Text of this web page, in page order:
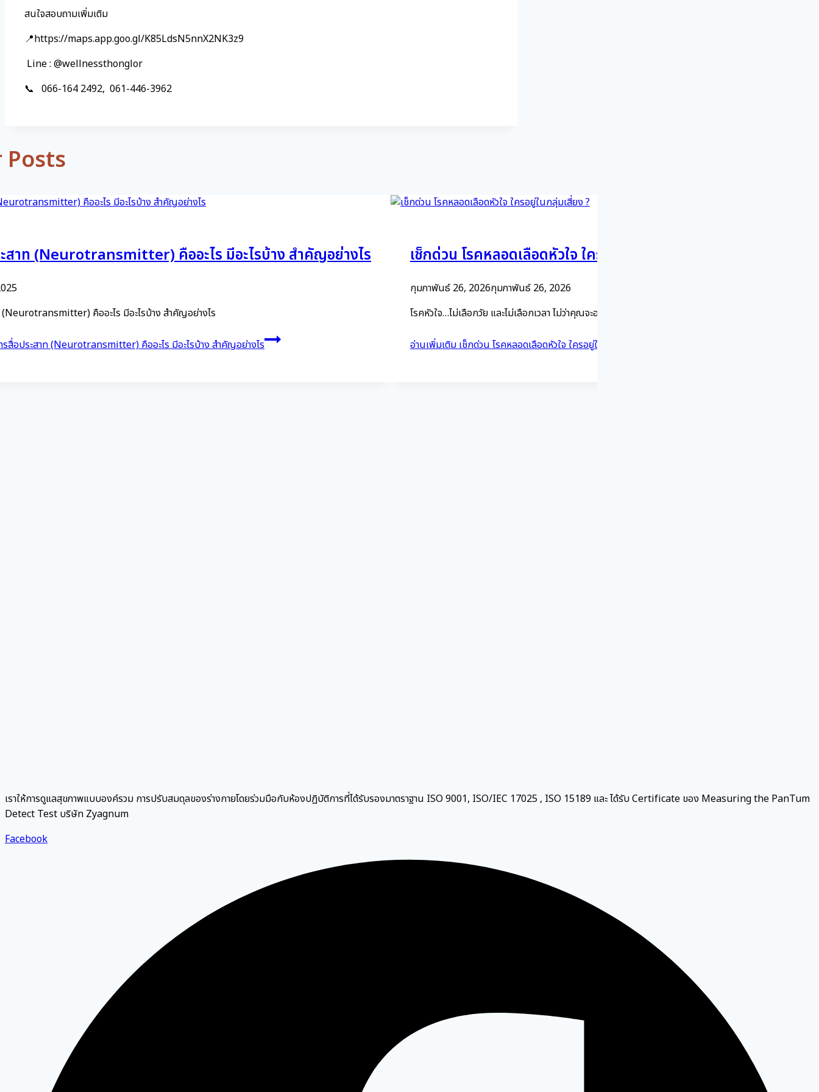
สนใจสอบถามเพิ่มเติม
📍https://maps.app.goo.gl/K85LdsN5nnX2NK3z9
Line : @wellnessthonglor
📞 066-164 2492, 061-446-3962
สาท (Neurotransmitter) คืออะไร มีอะไรบ้าง สำคัญอย่างไร
(Neurotransmitter) คืออะไร มีอะไรบ้าง สำคัญอย่างไร
สื่อประสาท (Neurotransmitter) คืออะไร มีอะไรบ้าง สำคัญอย่างไร
เช็กด่วน โรคหลอดเลือดหัวใจ ใครอยู่ในกลุ่มเสี่ยง ?
กุมภาพันธ์ 26, 2026กุมภาพันธ์ 26, 2026
โรคหัวใจ…ไม่เลือกวัย และไม่เลือกเวลา ไม่ว่าคุณจะอายุเท่าไหร่ หากมีพฤติกรรมเสี่ยง ก็มีโอกาสเกิดโร
อ่านเพิ่มเติมเช็กด่วน โรคหลอดเลือดหัวใจ ใครอยู่ในกลุ่มเสี่ยง ?
เราให้การดูแลสุขภาพแบบองค์รวม การปรับสมดุลของร่างกายโดยร่วมมือกับห้องปฏิบัติการที่ได้รับรองมาตราฐาน ISO 9001, ISO/IEC 17025 , ISO 15189 และ ได้รับ Certificate ของ Measuring the PanTum
Detect Test บริษัท Zyagnum
Facebook